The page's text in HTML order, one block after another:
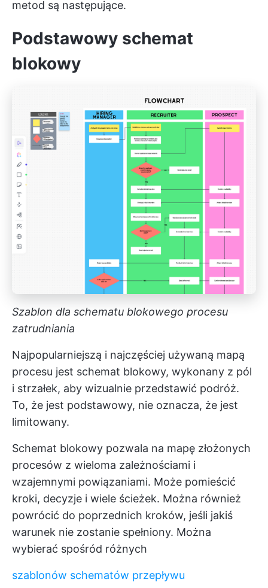
metod są następujące.
Podstawowy schemat
blokowy
Szablon dla schematu blokowego procesu
zatrudniania
Najpopularniejszą i najczęściej używaną mapą
procesu jest schemat blokowy, wykonany z pól
i strzałek, aby wizualnie przedstawić podróż.
To, że jest podstawowy, nie oznacza, że jest
limitowany.
Schemat blokowy pozwala na mapę złożonych
procesów z wieloma zależnościami i
wzajemnymi powiązaniami. Może pomieścić
kroki, decyzje i wiele ścieżek. Można również
powrócić do poprzednich kroków, jeśli jakiś
warunek nie zostanie spełniony. Można
wybierać spośród różnych
szablonów schematów przepływu